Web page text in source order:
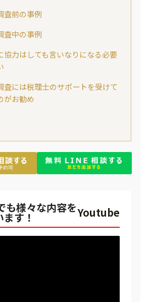
査前の事例
査中の事例
協力はしても言いなりになる必要
査には税理士のサポートを受けて
がお勧め
様々な内容を
す！ Youtube